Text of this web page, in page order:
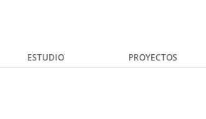
ESTUDIO PROYECTOS